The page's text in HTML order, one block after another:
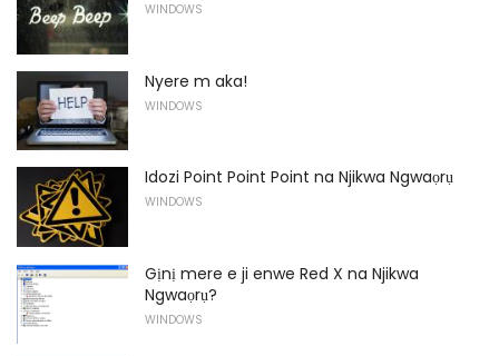
WINDOWS
Nyere m aka!
WINDOWS
Idozi Point Point Point na Njikwa Ngwaọrụ
WINDOWS
Gịnị mere e ji enwe Red X na Njikwa
Ngwaọrụ?
WINDOWS